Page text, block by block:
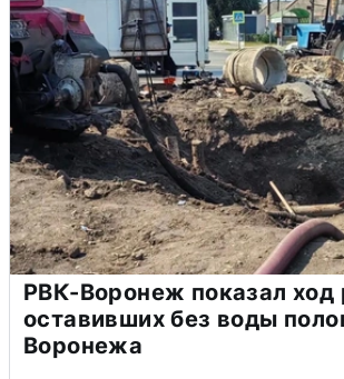
РВК-Воронеж показал ход
оставивших без воды
Воронежа